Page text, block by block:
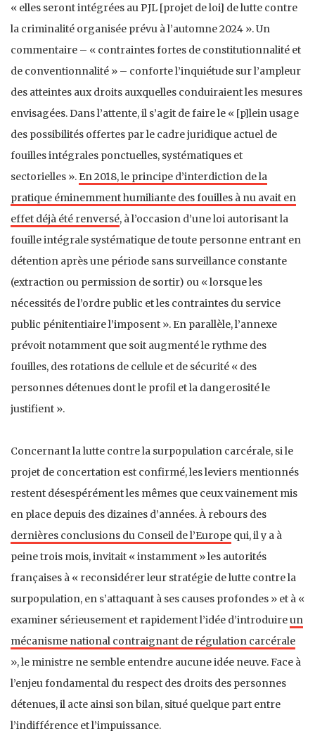
« elles seront intégrées au PJL [projet de loi] de lutte contre
la criminalité organisée prévu à l’automne 2024 ». Un
commentaire – « contraintes fortes de constitutionnalité et
de conventionnalité » – conforte l’inquiétude sur l’ampleur
des atteintes aux droits auxquelles conduiraient les mesures
envisagées. Dans l’attente, il s’agit de faire le « [p]lein usage
des possibilités offertes par le cadre juridique actuel de
fouilles intégrales ponctuelles, systématiques et
sectorielles ». En 2018, le principe d’interdiction de la
pratique éminemment humiliante des fouilles à nu avait en
effet déjà été renversé, à l’occasion d’une loi autorisant la
fouille intégrale systématique de toute personne entrant en
détention après une période sans surveillance constante
(extraction ou permission de sortir) ou « lorsque les
nécessités de l’ordre public et les contraintes du service
public pénitentiaire l’imposent ». En parallèle, l’annexe
prévoit notamment que soit augmenté le rythme des
fouilles, des rotations de cellule et de sécurité « des
personnes détenues dont le profil et la dangerosité le
justifient ».
Concernant la lutte contre la surpopulation carcérale, si le
projet de concertation est confirmé, les leviers mentionnés
restent désespérément les mêmes que ceux vainement mis
en place depuis des dizaines d’années. À rebours des
dernières conclusions du Conseil de l’Europe qui, il y a à
peine trois mois, invitait « instamment » les autorités
françaises à « reconsidérer leur stratégie de lutte contre la
surpopulation, en s’attaquant à ses causes profondes » et à «
examiner sérieusement et rapidement l’idée d’introduireun
mécanisme national contraignant de régulation carcérale
», le ministre ne semble entendre aucune idée neuve. Face à
l’enjeu fondamental du respect des droits des personnes
détenues, il acte ainsi son bilan, situé quelque part entre
l’indifférence et l’impuissance.